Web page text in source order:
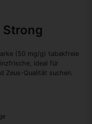
Strong
(50 mg/g) tabakfreie
ideal für
Zeus-Qualität suchen.